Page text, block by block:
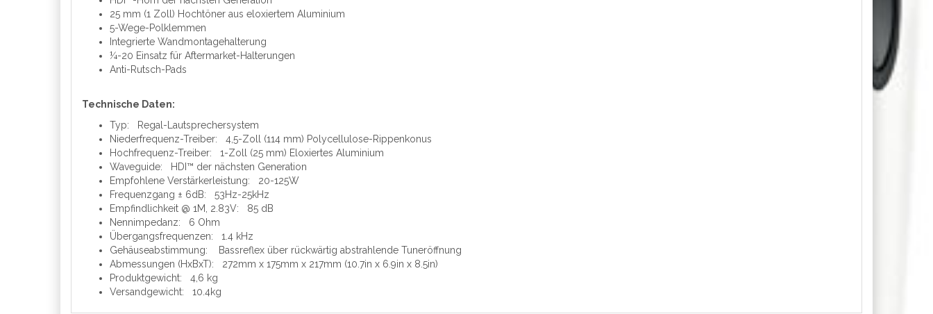
25 mm (1 Zoll) Hochtöner aus eloxiertem Aluminium
5-Wege-Polklemmen
Integrierte Wandmontagehalterung
¼-20 Einsatz für Aftermarket-Halterungen
Anti-Rutsch-Pads
Technische Daten:
Typ: Regal-Lautsprechersystem
Niederfrequenz-Treiber: 4,5-Zoll (114 mm) Polycellulose-Rippenkonus
Hochfrequenz-Treiber: 1-Zoll (25 mm) Eloxiertes Aluminium
Waveguide: HDI™ der nächsten Generation
Empfohlene Verstärkerleistung: 20-125W
Frequenzgang ± 6dB: 53Hz-25kHz
Empfindlichkeit @ 1M, 2.83V: 85 dB
Nennimpedanz: 6 Ohm
Übergangsfrequenzen: 1.4 kHz
Gehäuseabstimmung: Bassreflex über rückwärtig abstrahlende Tuneröffnung
Abmessungen (HxBxT): 272mm x 175mm x 217mm (10.7in x 6.9in x 8.5in)
Produktgewicht: 4,6 kg
Versandgewicht: 10.4kg